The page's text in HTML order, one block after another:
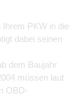
PKW in die
dabei seinen
dem Baujahr
müssen laut
OBD-